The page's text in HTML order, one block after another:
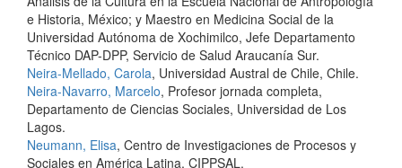
e Historia, México; y Maestro en Medicina Social de la
Universidad Autónoma de Xochimilco, Jefe Departamento
Técnico DAP-DPP, Servicio de Salud Araucanía Sur.
Neira-Mellado, Carola, Universidad Austral de Chile, Chile.
Neira-Navarro, Marcelo, Profesor jornada completa,
Departamento de Ciencias Sociales, Universidad de Los
Lagos.
Neumann, Elisa, Centro de Investigaciones de Procesos y
Sociales en América Latina, CIPPSAL.